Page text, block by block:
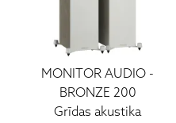
MONITOR AUDIO -
BRONZE 200
Grīdas akustika